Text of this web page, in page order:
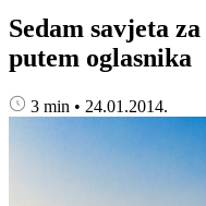
Sedam savjeta
putem oglasnika
3 min • 24.01.2014.